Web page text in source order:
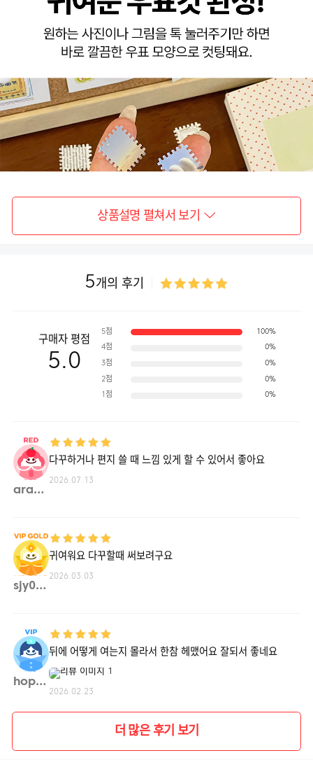
상품설명 펼쳐서 보기
5개의 후기
구매자 평점
5.0
5점 100%
4점 0%
3점 0%
2점 0%
1점 0%
ara11**
다꾸하거나 편지 쓸 때 느낌 있게 할 수 있어서 좋아요
2026.07.13
sjy08**
귀여워요 다꾸할때 써보려구요
2026.03.03
hope0**
뒤에 어떻게 여는지 몰라서 한참 헤맸어요 잘되서 좋네요
2026.02.23
더 많은 후기 보기